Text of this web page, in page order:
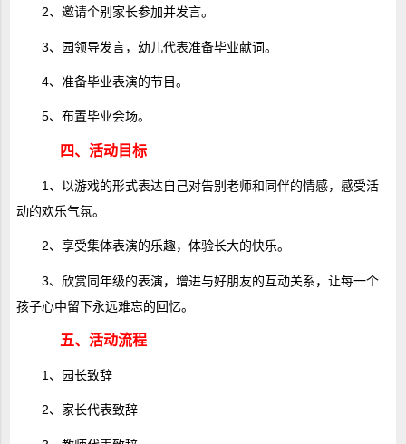
2、邀请个别家长参加并发言。
3、园领导发言，幼儿代表准备毕业献词。
4、准备毕业表演的节目。
5、布置毕业会场。
四、活动目标
1、以游戏的形式表达自己对告别老师和同伴的情感，感受活
动的欢乐气氛。
2、享受集体表演的乐趣，体验长大的快乐。
3、欣赏同年级的表演，增进与好朋友的互动关系，让每一个
孩子心中留下永远难忘的回忆。
五、活动流程
1、园长致辞
2、家长代表致辞